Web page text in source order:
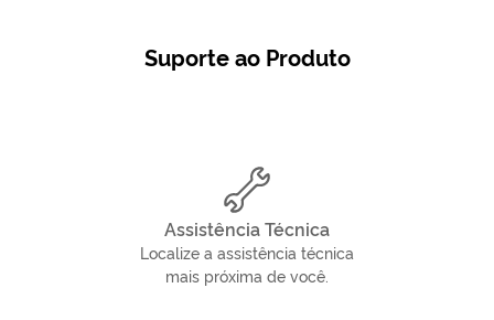
Suporte ao Produto
Assistência Técnica
Localize a assistência técnica
mais próxima de você.